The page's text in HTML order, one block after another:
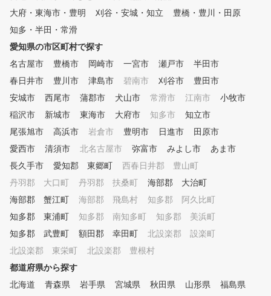
スボールで練習ができます
コース球並みの打感で実戦向き
です
って力を発揮するのでは
重力による負担を受け入
、肩甲骨と股関節の可動
げ、柔軟性を確保し、そ
の身体のタイプに適した
かつ、楽な動きで最大限
ンシャルを発揮するスイ
習得し確実な上達をお約
大府・東海市・豊明
刈谷・安城・知立
豊橋・豊川・田原
知多・半田・常滑
愛知県の市区町村で探す
名古屋市
豊橋市 岡崎市 一宮市 瀬戸市
半田市
春日井市
豊川市 津島市 碧南市 刈谷市
豊田市
安城市
西尾市 蒲郡市 犬山市 常滑市 江南市
小牧市
稲沢市
新城市 東海市 大府市 知多市
知立市
尾張旭市
高浜市 岩倉市 豊明市 日進市
田原市
愛西市
清須市 北名古屋市 弥富市 みよし市
あま市
長久手市
愛知郡 東郷町
西春日井郡 豊山町
丹羽郡 大口町
丹羽郡 扶桑町
海部郡 大治町
海部郡 蟹江町
海部郡 飛島村
知多郡 阿久比町
知多郡 東浦町
知多郡 南知多町
知多郡 美浜町
知多郡 武豊町
額田郡 幸田町
北設楽郡 設楽町
北設楽郡 東栄町
北設楽郡 豊根村
都道府県から探す
北海道
青森県 岩手県 宮城県 秋田県 山形県
福島県